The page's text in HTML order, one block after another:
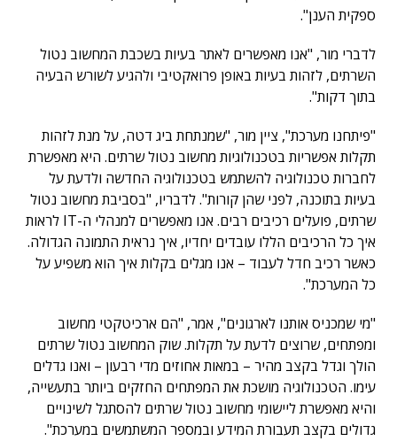
ספקית הענן".
לדברי מור, "אנו מאפשרים לאתר בעיות בשכבת המחשוב נטול
השרתים, לזהות בעיות באופן פרואקטיבי ולהגיע לשורש הבעיה
בתוך דקות".
"פיתחנו מערכת", ציין מור, "שמנתחת ביג דטה, על מנת לזהות
תקלות אפשריות בטכנולוגיות מחשוב נטול שרתים. היא מאפשרת
לחברות טכנולוגיה להשתמש בטכנולוגיה החדשה ולדעת על
בעיות בתוכנה, לפני שהן קורות". לדבריו, "בסביבת מחשוב נטול
שרתים, פועלים רכיבים רבים. אנו מאפשרים למנהלי ה-IT לראות
איך כל הרכיבים הללו עובדים יחדיו, איך נראית התמונה הגדולה.
כאשר רכיב חדל לעבוד – אנו מגלים בקלות איך הוא משפיע על
כל המערכת".
"מי שמכניס אותנו לארגונים", אמר, "הם ארכיטקטי מחשוב
ומפתחים, שרוצים לדעת על תקלות. שוק המחשוב נטול שרתים
הולך וגדל בקצב מהיר – במאות אחוזים מדי רבעון – ואנו גדלים
עימו. הטכנולוגיה מושכת את המפתחים החזקים ביותר בתעשייה,
והיא מאפשרת ליישומי מחשוב נטול שרתים להסתגל לשינויים
גדולים בקצב תעבורת המידע ובמספר המשתמשים במערכת".